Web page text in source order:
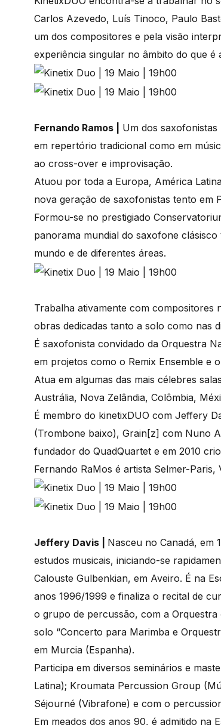
Carlos Azevedo, Luís Tinoco, Paulo
um dos compositores e pela visão
experiência singular no âmbito do que
Fernando Ramos |
Um dos
em repertório tradicional como em
ao cross-over e improvisação.
Atuou por toda a Europa, América
nova geração de saxofonistas tento em
Formou-se no prestigiado
panorama mundial do saxofone
mundo e de diferentes áreas.
Trabalha ativamente com
obras dedicadas tanto a solo como nas
É saxofonista convidado da Orquestra
em projetos como o Remix Ensemble e
Atua em algumas das mais célebres
Austrália, Nova Zelândia, Colômbia,
É membro do kinetixDUO com Jeffery
(Trombone baixo), Grain[z] com Nuno
fundador do QuadQuartet e em 2010
Fernando RaMos é artista Selmer-
Jeffery Davis | Nasceu no Canadá, em
estudos musicais, iniciando-se
Calouste Gulbenkian, em Aveiro. É na
anos 1996/1999 e finaliza o recital de
o grupo de percussão, com a
solo “Concerto para Marimba e
em Murcia (Espanha).
Participa em diversos seminários e
Latina); Kroumata Percussion Group
Séjourné (Vibrafone) e com o
Em meados dos anos 90, é admitido na